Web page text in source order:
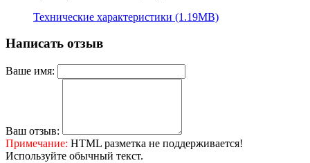
Технические характеристики (1.19MB)
Написать отзыв
Ваше имя:
Ваш отзыв:
Примечание: HTML разметка не поддерживается!
Используйте обычный текст.